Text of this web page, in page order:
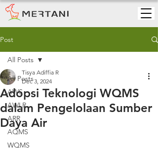
Post
All Posts
AWS
AWLR
ARR
AQMS
WQMS
All Posts
Adopsi Teknologi WQMS
dalam Pengelolaan Sumber
Daya Air
Tisya Adiffia R
Dec 3, 2024